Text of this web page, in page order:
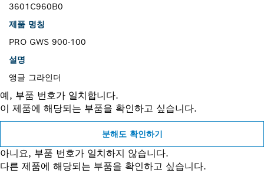
3601C960B0
제품 명칭
PRO GWS 900-100
설명
앵글 그라인더
예, 부품 번호가 일치합니다.
이 제품에 해당되는 부품을 확인하고 싶습니다.
분해도 확인하기
아니요, 부품 번호가 일치하지 않습니다.
다른 제품에 해당되는 부품을 확인하고 싶습니다.